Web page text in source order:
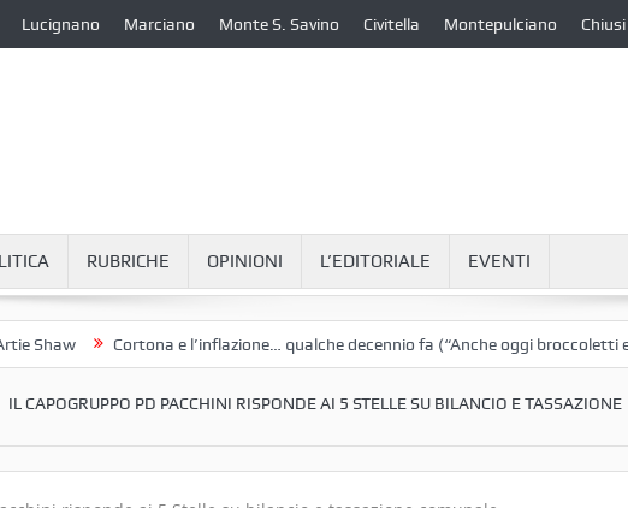
Lucignano Marciano Monte S. Savino Civitella Montepulciano Chiusi
RUBRICHE OPINIONI L’EDITORIALE EVENTI
Cortona e l’inflazione… qualche decennio fa (“Anche oggi broccoletti e patate”)
IL CAPOGRUPPO PD PACCHINI RISPONDE AI 5 STELLE SU BILANCIO E TASSAZIONE